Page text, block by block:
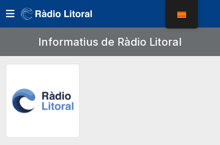
Informatius de Ràdio Litoral